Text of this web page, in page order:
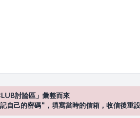
討論區」彙整而來
己的密碼"，填寫當時的信箱，收信後重設